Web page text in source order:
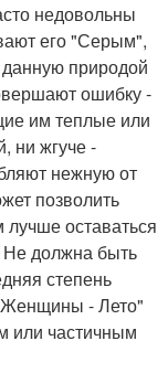
недовольны
его "Серым",
природой
ошибку -
им теплые или
ни жгуче -
нежную от
позволить
лучше оставаться
Не должна быть
степень
- Лето"
или частичным